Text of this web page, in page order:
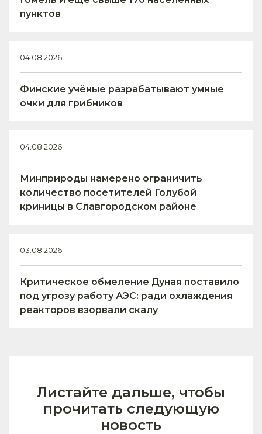
пунктов
04.08.2026
Финские учёные разрабатывают умные
очки для грибников
04.08.2026
Минприроды намерено ограничить
количество посетителей Голубой
криницы в Славгородском районе
03.08.2026
Критическое обмеление Дуная поставило
под угрозу работу АЭС: ради охлаждения
реакторов взорвали скалу
Листайте дальше, чтобы
прочитать следующую
новость